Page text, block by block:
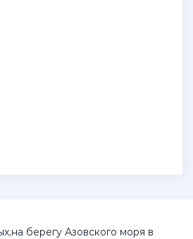
берегу Азовского моря в